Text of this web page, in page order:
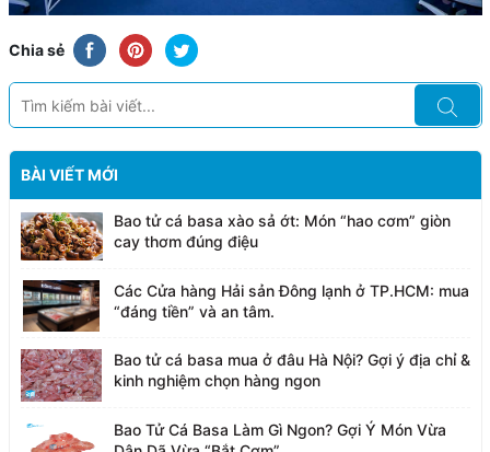
Chia sẻ
BÀI VIẾT MỚI
Bao tử cá basa xào sả ớt: Món “hao cơm” giòn
cay thơm đúng điệu
Các Cửa hàng Hải sản Đông lạnh ở TP.HCM: mua
“đáng tiền” và an tâm.
Bao tử cá basa mua ở đâu Hà Nội? Gợi ý địa chỉ &
kinh nghiệm chọn hàng ngon
Bao Tử Cá Basa Làm Gì Ngon? Gợi Ý Món Vừa